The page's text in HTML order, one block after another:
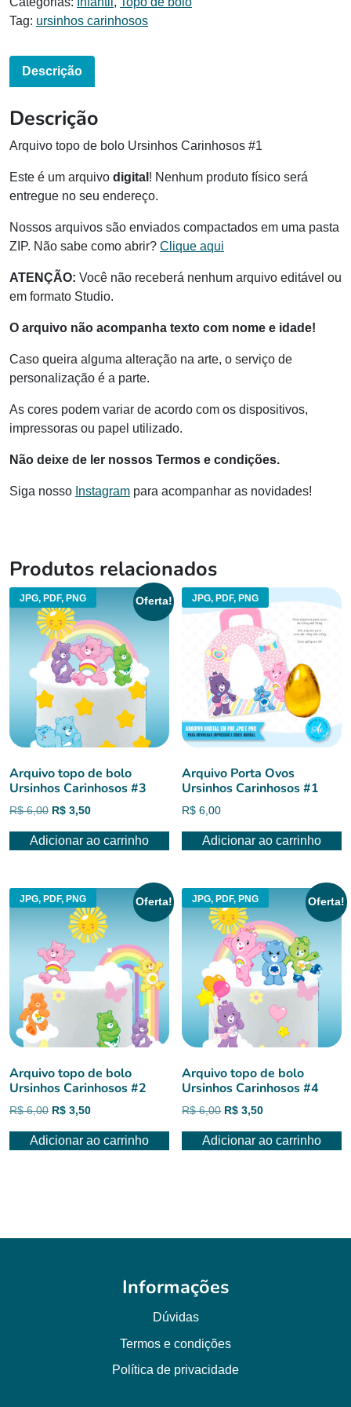
Tag: ursinhos carinhosos
Descrição
Descrição
Arquivo topo de bolo Ursinhos Carinhosos #1
Este é um arquivo digital ! Nenhum produto físico será
entregue no seu endereço.
Nossos arquivos são enviados compactados em uma pasta
ZIP. Não sabe como abrir? Clique aqui
ATENÇÃO: Você não receberá nenhum arquivo editável ou
em formato Studio.
O arquivo não acompanha texto com nome e idade!
Caso queira alguma alteração na arte, o serviço de
personalização é a parte.
As cores podem variar de acordo com os dispositivos,
impressoras ou papel utilizado.
Não deixe de ler nossos Termos e condições.
Siga nosso Instagram para acompanhar as novidades!
Produtos relacionados
JPG, PDF, PNG Oferta!
Arquivo topo de bolo
Ursinhos Carinhosos #3
R$6,00 O
original
R$ 3,50O
atual
Adicionar ao carrinho
JPG, PDF, PNG
Arquivo Porta Ovos
Ursinhos Carinhosos #1
R$ 6,00
Adicionar ao carrinho
JPG, PDF, PNG Oferta!
Arquivo topo de bolo
Ursinhos Carinhosos #2
R$6,00 O
original
R$ 3,50O
atual
Adicionar ao carrinho
JPG, PDF, PNG Oferta!
Arquivo topo de bolo
Ursinhos Carinhosos #4
R$6,00 O
original
R$ 3,50O
atual
Adicionar ao carrinho
Informações
Dúvidas
Termos e condições
Política de privacidade